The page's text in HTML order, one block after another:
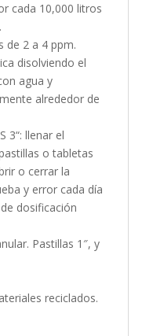
cada 10,000 litros
de 2 a 4 ppm.
disolviendo el
agua y
alrededor de
3“: llenar el
o tabletas
o cerrar la
y error cada día
dosificación
Pastillas 1″, y
reciclados.